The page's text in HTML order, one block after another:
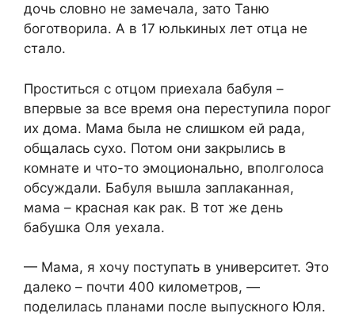
дочь словно не замечала, зато Таню
боготворила. А в 17 юлькиных лет отца не
стало.
Проститься с отцом приехала бабуля –
впервые за все время она переступила порог
их дома. Мама была не слишком ей рада,
общалась сухо. Потом они закрылись в
комнате и что-то эмоционально, вполголоса
обсуждали. Бабуля вышла заплаканная,
мама – красная как рак. В тот же день
бабушка Оля уехала.
— Мама, я хочу поступать в университет. Это
далеко – почти 400 километров, —
поделилась планами после выпускного Юля.